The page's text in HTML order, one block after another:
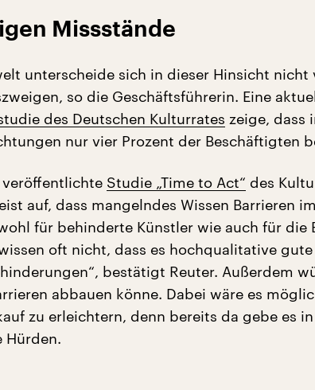
Missstände
unterscheide sich in dieser Hinsicht nicht
so die Geschäftsführerin. Eine
des Deutschen Kulturrates zeige, dass
nur vier Prozent der Beschäftigten
veröffentlichte Studie „Time to Act“ des
auf, dass mangelndes Wissen Barrieren
für behinderte Künstler wie auch für die
oft nicht, dass es hochqualitative
bestätigt Reuter. Außerdem
abbauen könne. Dabei wäre es
zu erleichtern, denn bereits da gebe es
Hürden.